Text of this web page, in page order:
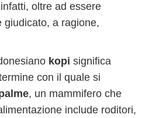
oltre ad essere
giudicato, a ragione,
kopi significa
con il quale si
, un mammifero che
include roditori,